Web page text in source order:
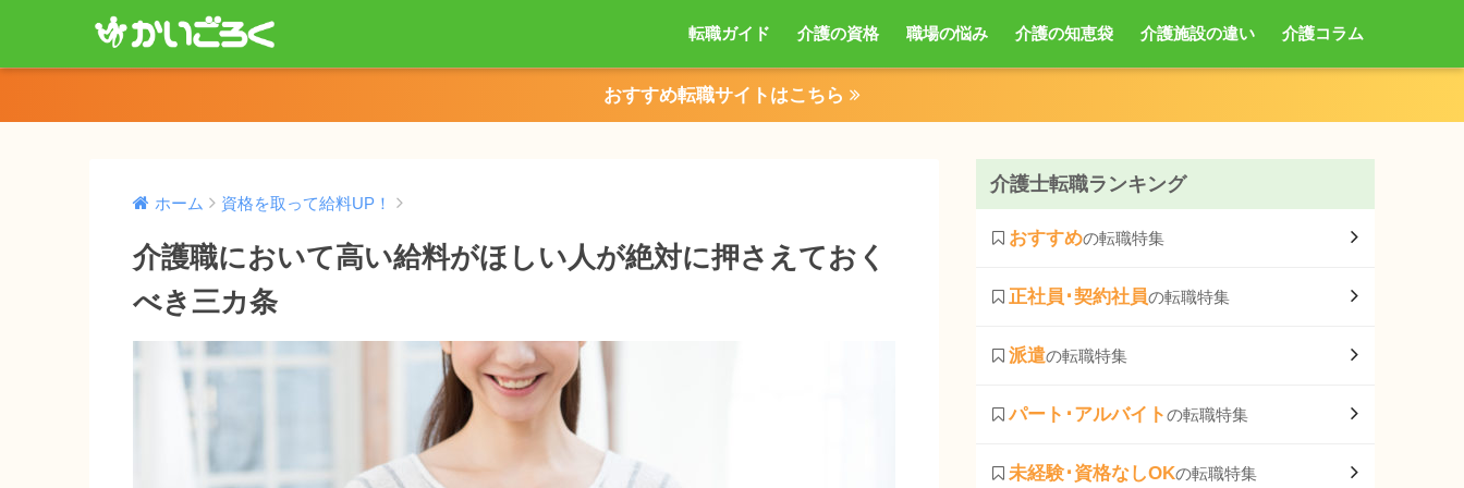
転職ガイド 介護の資格 職場の悩み 介護の知恵袋 介護施設の違い 介護コラム
おすすめ転職サイトはこちら
ホーム 資格を取って給料UP！
介護職において高い給料がほしい人が絶対に押さえておく
べき三カ条
介護士転職ランキング
おすすめの転職特集
正社員･契約社員の転職特集
派遣の転職特集
パート･アルバイトの転職特集
未経験･資格なしOKの転職特集